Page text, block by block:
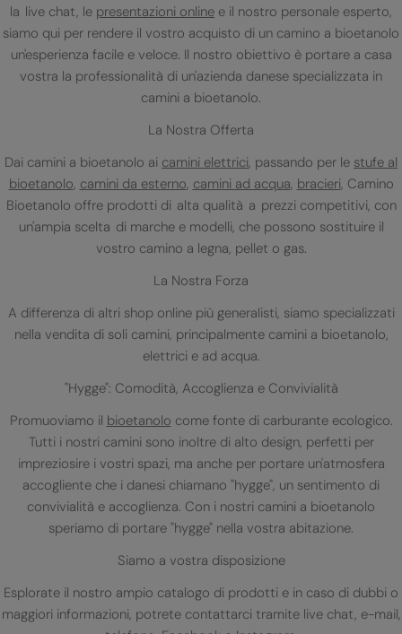
la live chat, le presentazioni online e il nostro personale esperto,
siamo qui per rendere il vostro acquisto di un camino a bioetanolo
un'esperienza facile e veloce. Il nostro obiettivo è portare a casa
vostra la professionalità di un'azienda danese specializzata in
camini a bioetanolo.
La Nostra Offerta
Dai camini a bioetanolo ai camini elettrici, passando per le stufe al
bioetanolo, camini da esterno, camini ad acqua, bracieri, Camino
Bioetanolo offre prodotti di alta qualità a prezzi competitivi, con
un'ampia scelta di marche e modelli, che possono sostituire il
vostro camino a legna, pellet o gas.
La Nostra Forza
A differenza di altri shop online più generalisti, siamo specializzati
nella vendita di soli camini, principalmente camini a bioetanolo,
elettrici e ad acqua.
"Hygge": Comodità, Accoglienza e Convivialità
Promuoviamo il bioetanolo come fonte di carburante ecologico.
Tutti i nostri camini sono inoltre di alto design, perfetti per
impreziosire i vostri spazi, ma anche per portare un'atmosfera
accogliente che i danesi chiamano "hygge", un sentimento di
convivialità e accoglienza. Con i nostri camini a bioetanolo
speriamo di portare "hygge" nella vostra abitazione.
Siamo a vostra disposizione
Esplorate il nostro ampio catalogo di prodotti e in caso di dubbi o
maggiori informazioni, potrete contattarci tramite live chat, e-mail,